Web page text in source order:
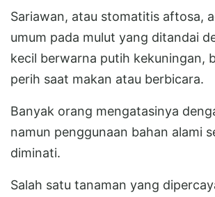
Sariawan, atau stomatitis aftosa,
umum pada mulut yang ditandai
kecil berwarna putih kekuningan,
perih saat makan atau berbicara.
Banyak orang mengatasinya
namun penggunaan bahan alami
diminati.
Salah satu tanaman yang